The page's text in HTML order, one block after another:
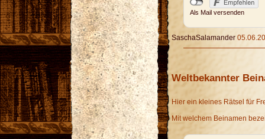
Als Mail versenden
SaschaSalamander
Weltbekannter
Hier ein kleines Rätsel für
Mit welchem Beinamen